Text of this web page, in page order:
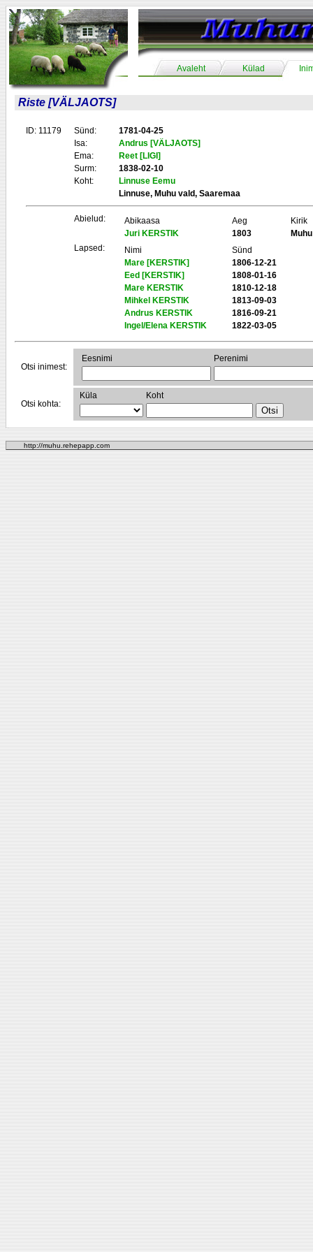
Avaleht Külad
Riste [VÄLJAOTS]
ID: 11179 Sünd:
1781-04-25
Isa:
Andrus [VÄLJAOTS]
Ema:
Reet [LIGI]
Surm:
1838-02-10
Koht:
Linnuse Eemu
Linnuse, Muhu vald, Saaremaa
Abielud: Abikaasa Aeg
Kirik
Juri KERSTIK
1803
Muhu
Lapsed:
Nimi
Sünd
Mare [KERSTIK]
1806-12-21
Eed [KERSTIK]
1808-01-16
Mare KERSTIK
1810-12-18
Mihkel KERSTIK
1813-09-03
Andrus KERSTIK
1816-09-21
Ingel/Elena KERSTIK
1822-03-05
Otsi inimest:
Eesnimi Perenimi
Otsi kohta:
Küla Koht
http://muhu.rehepapp.com